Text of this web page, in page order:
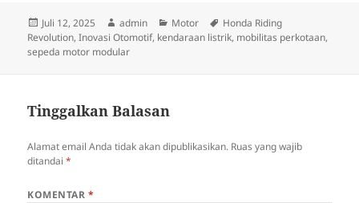
Diposkan
pada
Juli 12, 2025 Penulis
admin Kategori
Motor Tag
Honda Riding
Revolution,Inovasi Otomotif, kendaraan listrik, mobilitas perkotaan,
sepeda motor modular
Tinggalkan Balasan
Alamat email Anda tidak akan dipublikasikan. Ruas yang wajib
ditandai*
KOMENTAR *